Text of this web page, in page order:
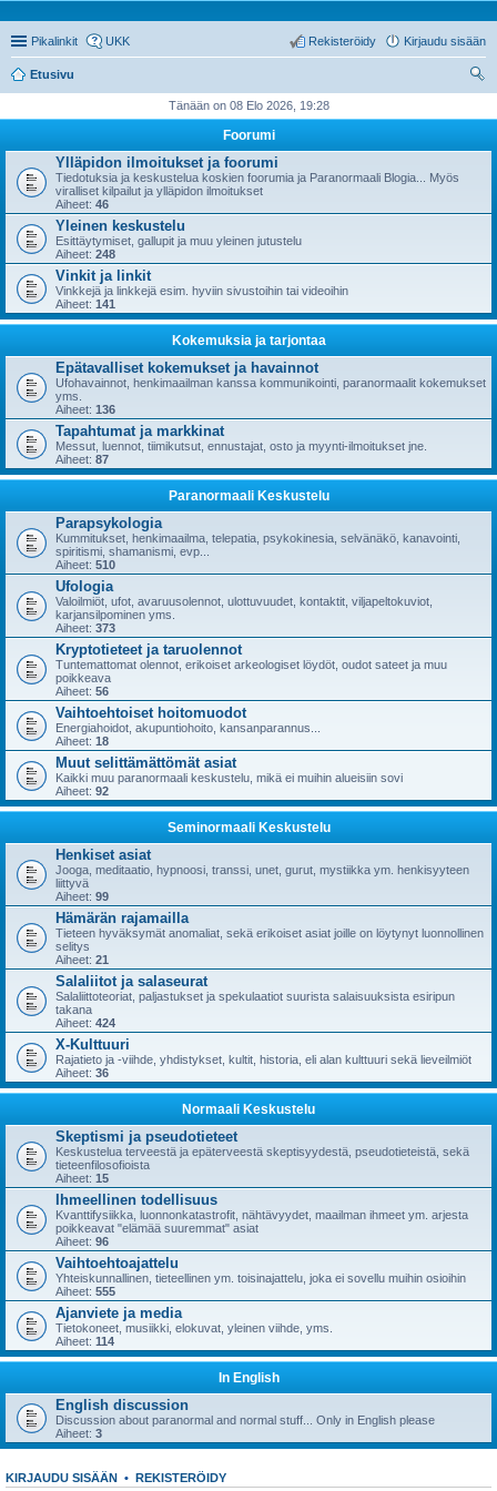
Pikalinkit UKK Kirjaudu sisään
Rekisteröidy
Etusivu
Tänään on 08 Elo 2026, 19:28
Foorumi
Ylläpidon ilmoitukset ja foorumi
Tiedotuksia ja keskustelua koskien foorumia ja Paranormaali Blogia... Myös
viralliset kilpailut ja ylläpidon ilmoitukset
Aiheet: 46
Yleinen keskustelu
Esittäytymiset, gallupit ja muu yleinen jutustelu
Aiheet: 248
Vinkit ja linkit
Vinkkejä ja linkkejä esim. hyviin sivustoihin tai videoihin
Aiheet: 141
Kokemuksia ja tarjontaa
Epätavalliset kokemukset ja havainnot
Ufohavainnot, henkimaailman kanssa kommunikointi, paranormaalit kokemukset
yms.
Aiheet: 136
Tapahtumat ja markkinat
Messut, luennot, tiimikutsut, ennustajat, osto ja myynti-ilmoitukset jne.
Aiheet: 87
Paranormaali Keskustelu
Parapsykologia
Kummitukset, henkimaailma, telepatia, psykokinesia, selvänäkö, kanavointi,
spiritismi, shamanismi, evp...
Aiheet: 510
Ufologia
Valoilmiöt, ufot, avaruusolennot, ulottuvuudet, kontaktit, viljapeltokuviot,
karjansilpominen yms.
Aiheet: 373
Kryptotieteet ja taruolennot
Tuntemattomat olennot, erikoiset arkeologiset löydöt, oudot sateet ja muu
poikkeava
Aiheet: 56
Vaihtoehtoiset hoitomuodot
Energiahoidot, akupuntiohoito, kansanparannus...
Aiheet: 18
Muut selittämättömät asiat
Kaikki muu paranormaali keskustelu, mikä ei muihin alueisiin sovi
Aiheet: 92
Seminormaali Keskustelu
Henkiset asiat
Jooga, meditaatio, hypnoosi, transsi, unet, gurut, mystiikka ym. henkisyyteen
liittyvä
Aiheet: 99
Hämärän rajamailla
Tieteen hyväksymät anomaliat, sekä erikoiset asiat joille on löytynyt luonnollinen
selitys
Aiheet: 21
Salaliitot ja salaseurat
Salaliittoteoriat, paljastukset ja spekulaatiot suurista salaisuuksista esiripun
takana
Aiheet: 424
X-Kulttuuri
Rajatieto ja -viihde, yhdistykset, kultit, historia, eli alan kulttuuri sekä lieveilmiöt
Aiheet: 36
Normaali Keskustelu
Skeptismi ja pseudotieteet
Keskustelua terveestä ja epäterveestä skeptisyydestä, pseudotieteistä, sekä
tieteenfilosofioista
Aiheet: 15
Ihmeellinen todellisuus
Kvanttifysiikka, luonnonkatastrofit, nähtävyydet, maailman ihmeet ym. arjesta
poikkeavat "elämää suuremmat" asiat
Aiheet: 96
Vaihtoehtoajattelu
Yhteiskunnallinen, tieteellinen ym. toisinajattelu, joka ei sovellu muihin osioihin
Aiheet: 555
Ajanviete ja media
Tietokoneet, musiikki, elokuvat, yleinen viihde, yms.
Aiheet: 114
In English
English discussion
Discussion about paranormal and normal stuff... Only in English please
Aiheet: 3
KIRJAUDU SISÄÄN • REKISTERÖIDY